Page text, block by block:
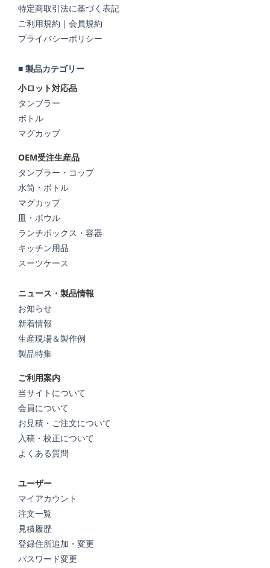
特定商取引法に基づく表記
ご利用規約 ｜ 会員規約
プライバシーポリシー
■ 製品カテゴリー
小ロット対応品
タンブラー
ボトル
マグカップ
OEM受注生産品
タンブラー・コップ
水筒・ボトル
マグカップ
皿・ボウル
ランチボックス・容器
キッチン用品
スーツケース
ニュース・製品情報
お知らせ
新着情報
生産現場＆製作例
製品特集
ご利用案内
当サイトについて
会員について
お見積・ご注文について
入稿・校正について
よくある質問
ユーザー
マイアカウント
注文一覧
見積履歴
登録住所追加・変更
パスワード変更